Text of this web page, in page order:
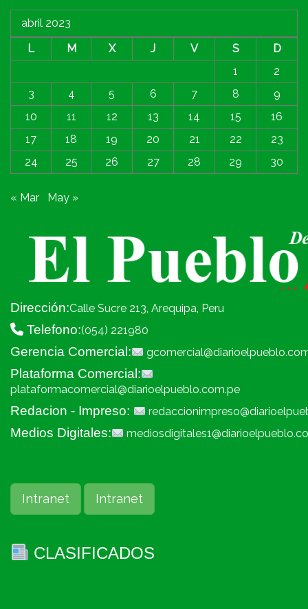
abril 2023
L
M X J V S
D
1
2
3
4 5 6 7 8
9
10
11 12 13 14 15
16
17
18 19 20 21 22
23
24
25 26 27 28 29 30
« Mar May »
Dirección:Calle Sucre 213, Arequipa, Peru
Telefono:(054) 221980
Gerencia Comercial:
Plataforma Comercial:
plataformacomercial@diarioelpueblo.com.pe
Redacion - Impreso:
Medios Digitales:
Intranet Intranet
CLASIFICADOS